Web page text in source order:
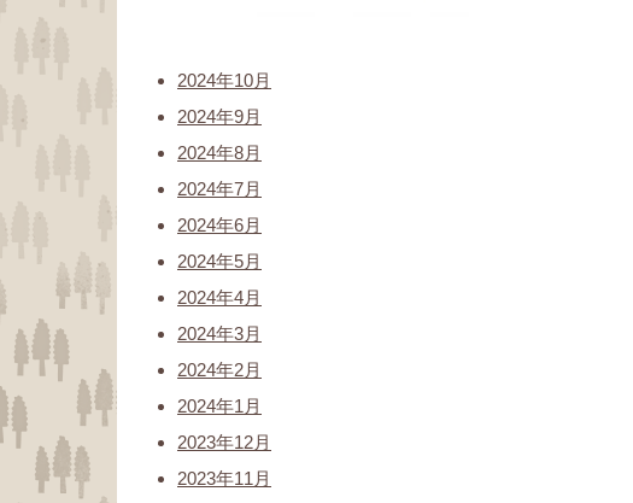
2024年10月
2024年9月
2024年8月
2024年7月
2024年6月
2024年5月
2024年4月
2024年3月
2024年2月
2024年1月
2023年12月
2023年11月